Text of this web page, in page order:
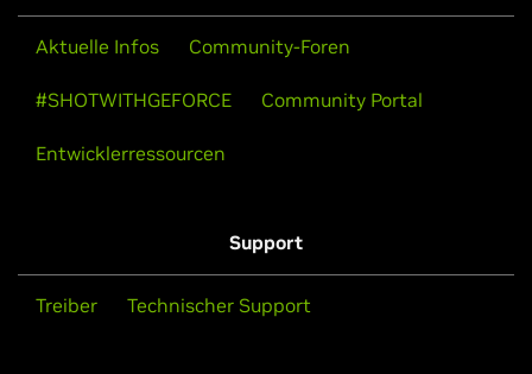
Aktuelle Infos Community-Foren
#SHOTWITHGEFORCE Community Portal
Entwicklerressourcen
Support
Treiber Technischer Support